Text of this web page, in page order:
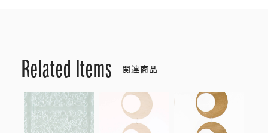
Related Items 関連商品